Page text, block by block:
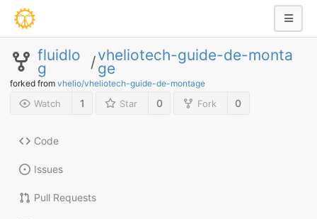
fluidlo
g /vheliotech-guide-de-monta
ge
forked from vhelio/vheliotech-guide-de-montage
Watch 1 Star 0 Fork 0
Code
Issues
Pull Requests